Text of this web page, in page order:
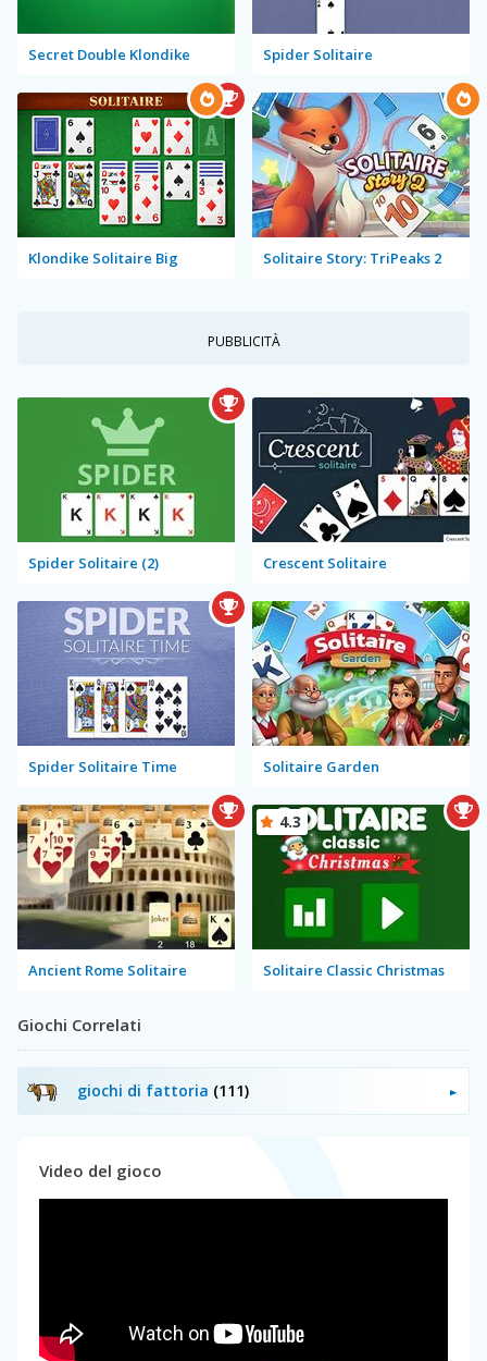
Secret Double Klondike Spider Solitaire
Klondike Solitaire Big Solitaire Story: TriPeaks 2
PUBBLICITÀ
Spider Solitaire (2) Crescent Solitaire
Spider Solitaire Time Solitaire Garden
Ancient Rome Solitaire Solitaire Classic Christmas
4.3
Giochi Correlati
giochi di fattoria (111)
Video del gioco